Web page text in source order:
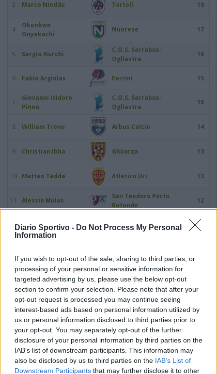
Diario Sportivo - Do Not Process My Personal
Information
If you wish to opt-out of the sale, sharing to third parties, or
processing of your personal or sensitive information for
targeted advertising by us, please use the below opt-out
section to confirm your selection. Please note that after your
opt-out request is processed you may continue seeing
interest-based ads based on personal information utilized by
us or personal information disclosed to third parties prior to
your opt-out. You may separately opt-out of the further
disclosure of your personal information by third parties on the
IAB’s list of downstream participants. This information may
also be disclosed by us to third parties on the IAB’s List of
Downstream Participants that may further disclose it to other
3 Marco Nieddu Tortolì 18
4
Okonkwo
Onyekachi
Nuorese 17
5 Sergio Nurchi
C.O.S. Sarrabus-
Ogliastra
16
6 Fabio Argiolas Ferrini 15
7
Giovanni Isidoro
Pinna
C.O.S. Sarrabus-
Ogliastra
15
8 William Tronu Arbus Calcio 14
9 Christian Ibba Ghilarza 13
10 Matteo Tedde Atletico Uri 13
11 Alessio Mulas
San Teodoro Porto
Rotondo
12
12 Giorgio La Vista
Ogliastra
11
14 Salvatore Carboni Bosa
15 Pier Paolo Falchi Nuorese
16 Umberto Festa Guspini
17 Fabio Cocco Nuorese
18 Federico Glorioso Stintino 9